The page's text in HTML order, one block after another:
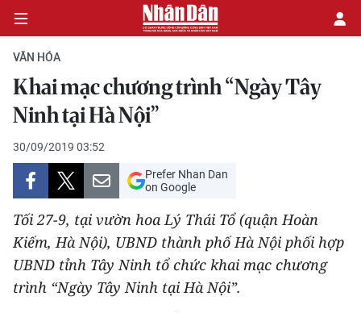
CHÍNH TRỊ
KINH TẾ
VĂN HÓA
XÃ HỘI
PHÁP LUẬT
VĂN HÓA
Khai mạc chương trình “Ngày Tây
Ninh tại Hà Nội”
30/09/2019 03:52
Prefer Nhan Dan
on Google
Tối 27-9, tại vườn hoa Lý Thái Tổ (quận Hoàn
Kiếm, Hà Nội), UBND thành phố Hà Nội phối hợp
UBND tỉnh Tây Ninh tổ chức khai mạc chương
trình “Ngày Tây Ninh tại Hà Nội”.